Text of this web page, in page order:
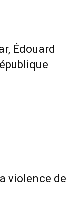
Édouard
violence de